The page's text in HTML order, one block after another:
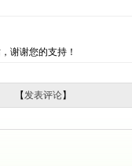
谢谢您的支持！
发表评论】